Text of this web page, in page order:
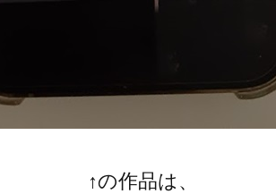
↑の作品は、